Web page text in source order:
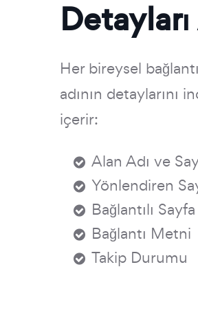
Detayları
Her bireysel
adının detaylarını
içerir:
Alan Adı ve
Yönlendiren
Bağlantılı Sayfa
Bağlantı Metni
Takip Durumu